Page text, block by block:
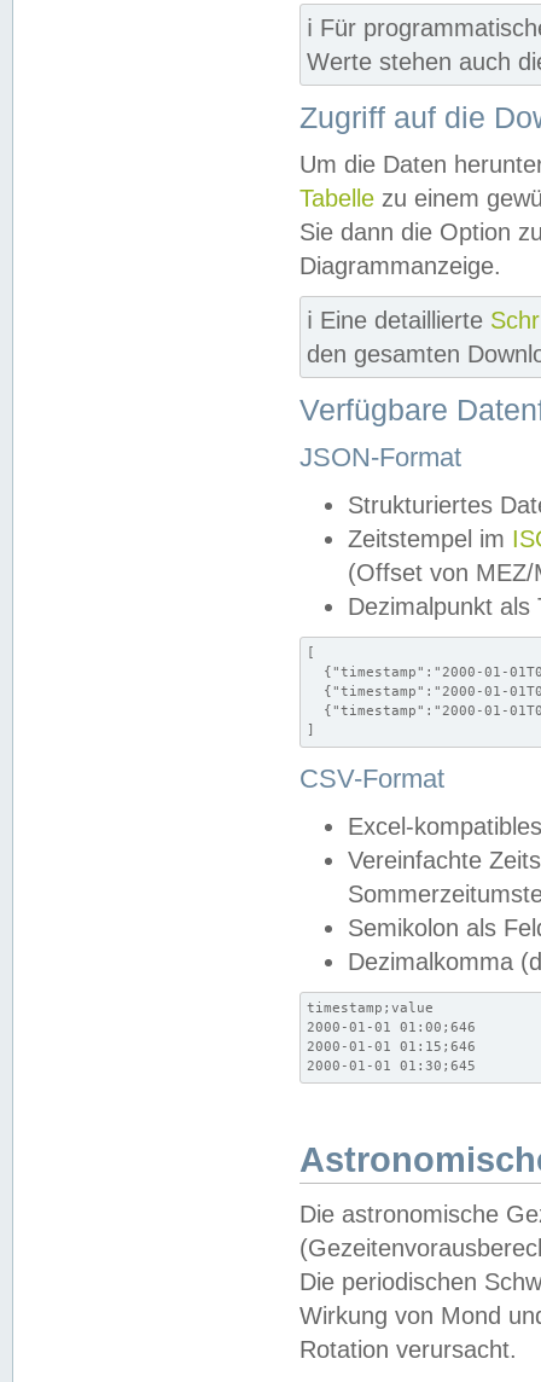
ℹ️ Für
Werte stehen auch
Zugriff auf die
Um die Daten
Tabelle zu einem
Sie dann die Option
Diagrammanzeige.
ℹ️ Eine detaillierte
den gesamten
Verfügbare
JSON-Format
Strukturiertes
Zeitstempel im
(Offset von MEZ/
Dezimalpunkt als
[
{"timestamp":"2000-01-
{"timestamp":"2000-01-
{"timestamp":"2000-01-
]
CSV-Format
Excel-
Vereinfachte
Semikolon als
Dezimalkomma
timestamp;value
2000-01-01 01:00;646
2000-01-01 01:15;646
2000-01-01 01:30;645
Die astronomische
Die periodischen
Wirkung von Mond
Rotation verursacht.